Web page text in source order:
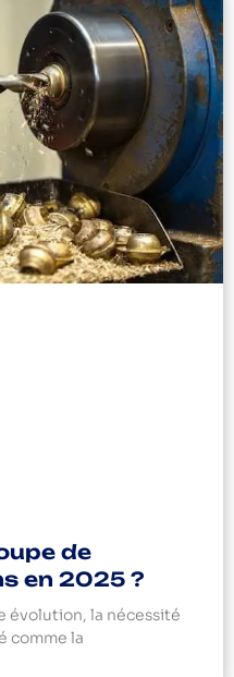
de
en 2025 ?
évolution, la nécessité
comme la